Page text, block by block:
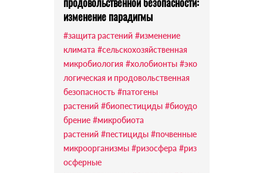
изменение парадигмы
#защита растений #изменение
климата #сельскохозяйственная
микробиология #холобионты #эко
логическая и продовольственная
безопасность #патогены
растений #биопестициды #биоудо
брение #микробиота
растений #пестициды #почвенные
микроорганизмы #ризосфера #риз
осферные